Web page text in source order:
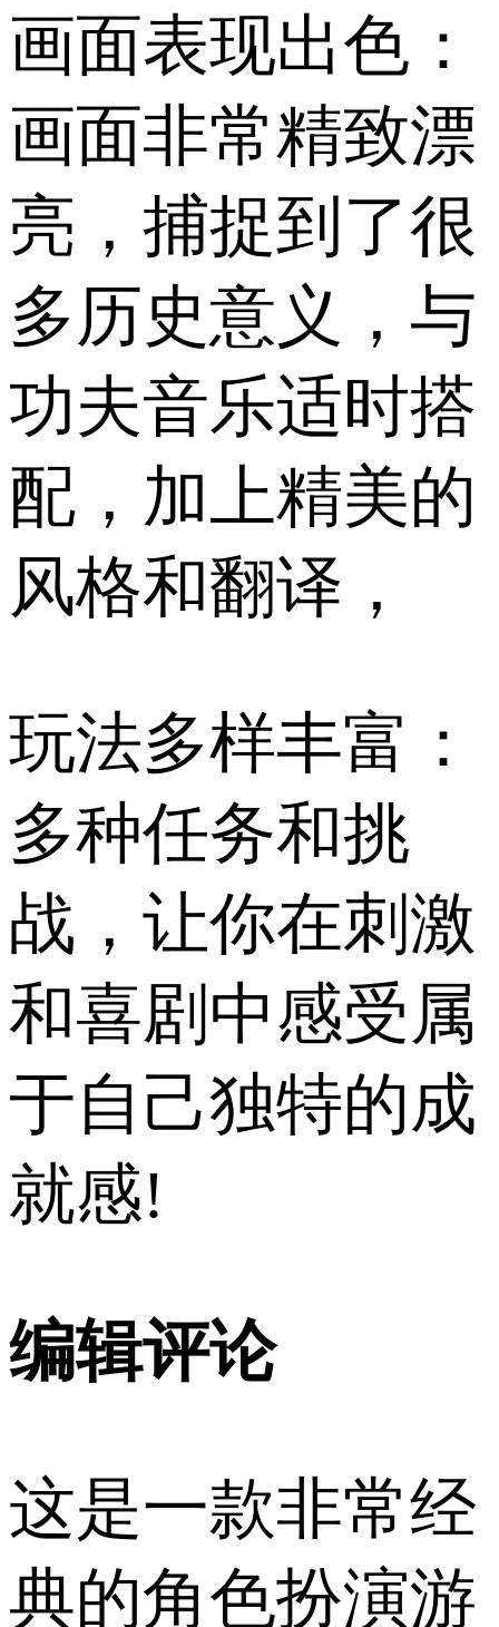
画面表现出色：
画面非常精致漂
亮，捕捉到了很
多历史意义，与
功夫音乐适时搭
配，加上精美的
风格和翻译，
玩法多样丰富：
多种任务和挑
战，让你在刺激
和喜剧中感受属
于自己独特的成
就感!
编辑评论
这是一款非常经
典的角色扮演游